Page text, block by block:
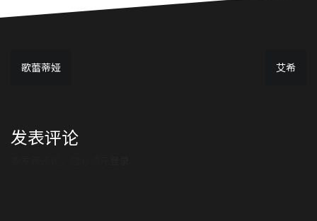
文
导
航
歌蕾蒂娅 艾希
发表评论